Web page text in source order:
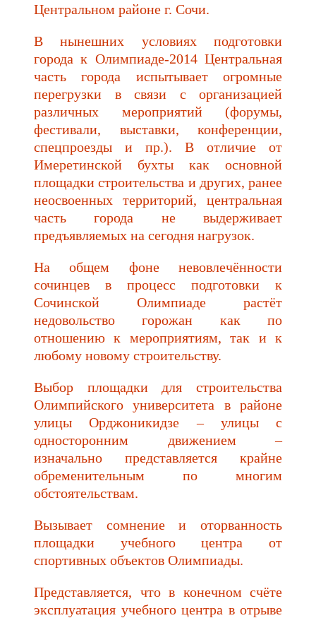
Центральном районе г. Сочи.
В нынешних условиях подготовки
города к Олимпиаде-2014 Центральная
часть города испытывает огромные
перегрузки в связи с организацией
различных мероприятий (форумы,
фестивали, выставки, конференции,
спецпроезды и пр.). В отличие от
Имеретинской бухты как основной
площадки строительства и других, ранее
неосвоенных территорий, центральная
часть города не выдерживает
предъявляемых на сегодня нагрузок.
На общем фоне невовлечённости
сочинцев в процесс подготовки к
Сочинской Олимпиаде растёт
недовольство горожан как по
отношению к мероприятиям, так и к
любому новому строительству.
Выбор площадки для строительства
Олимпийского университета в районе
улицы Орджоникидзе – улицы с
односторонним движением –
изначально представляется крайне
обременительным по многим
обстоятельствам.
Вызывает сомнение и оторванность
площадки учебного центра от
спортивных объектов Олимпиады.
Представляется, что в конечном счёте
эксплуатация учебного центра в отрыве